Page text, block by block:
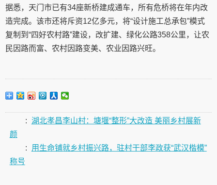
据悉，天门市已有34座新桥建成通车，所有危桥将在年内改
造完成。该市还将斥资12亿多元，将“设计施工总承包”模式
复制到“四好农村路”建设，改扩建、绿化公路358公里，让农
民因路而富、农村因路变美、农业因路兴旺。
: 湖北孝昌李山村：塘堰“整形”大改造 美丽乡村展新
颜
:
用生命铺就乡村振兴路，驻村干部李政获“武汉楷模”
称号